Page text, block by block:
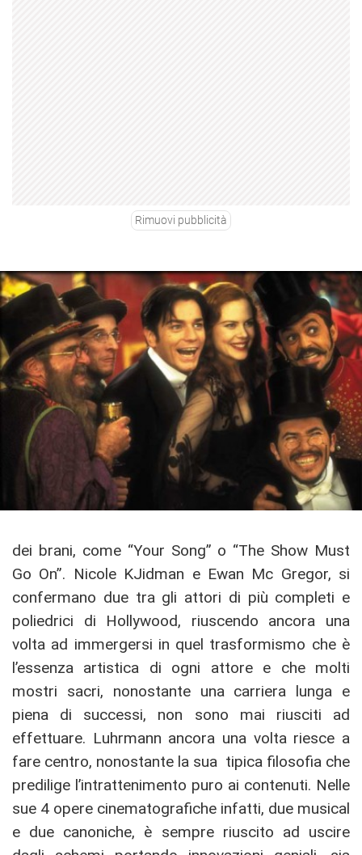
Rimuovi pubblicità
dei brani, come “Your Song” o “The Show Must
Go On”. Nicole KJidman e Ewan Mc Gregor, si
confermano due tra gli attori di più completi e
poliedrici di Hollywood, riuscendo ancora una
volta ad immergersi in quel trasformismo che è
l’essenza artistica di ogni attore e che molti
mostri sacri, nonostante una carriera lunga e
piena di successi, non sono mai riusciti ad
effettuare. Luhrmann ancora una volta riesce a
fare centro, nonostante la sua tipica filosofia che
predilige l’intrattenimento puro ai contenuti. Nelle
sue 4 opere cinematografiche infatti, due musical
e due canoniche, è sempre riuscito ad uscire